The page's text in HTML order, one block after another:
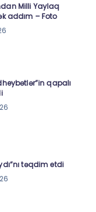
Milli Yaylaq
addım – Foto
qapalı
təqdim etdi